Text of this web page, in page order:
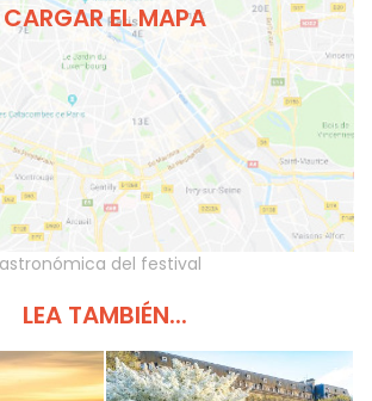
CARGAR EL MAPA
del festival
LEA TAMBIÉN...